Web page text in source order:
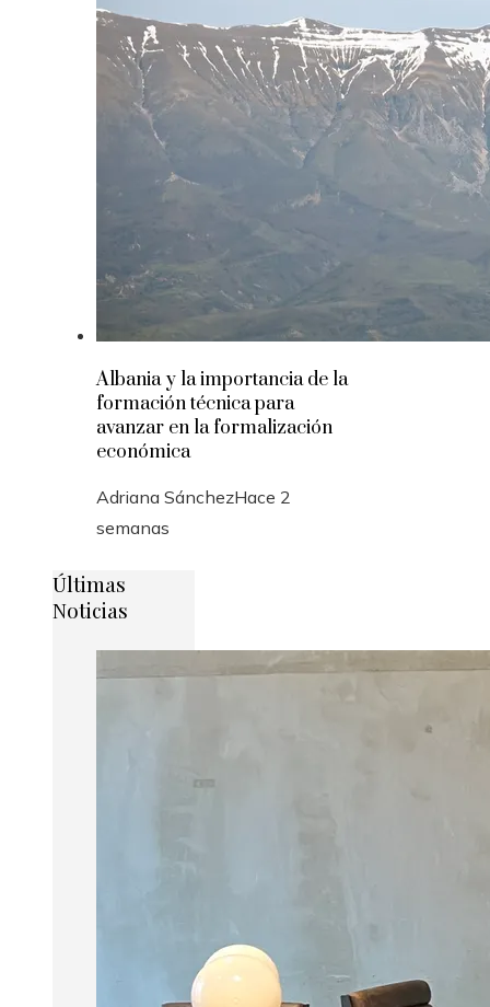
Albania y la importancia de la
formación técnica para
avanzar en la formalización
económica
Adriana SánchezHace 2
semanas
Últimas
Noticias